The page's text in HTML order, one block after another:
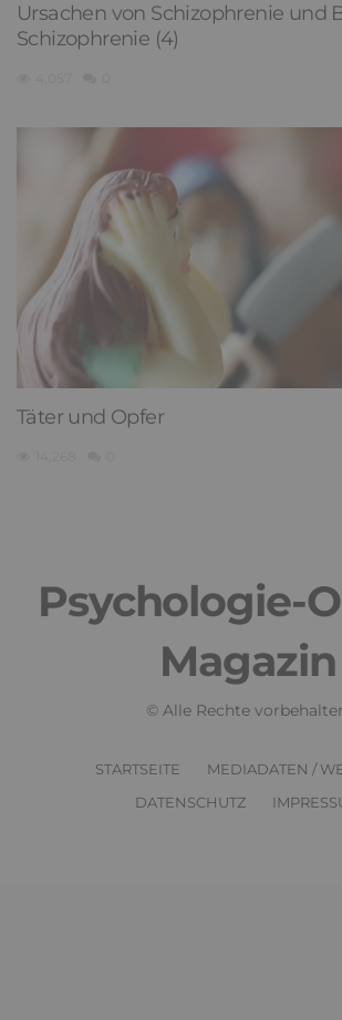
Ursachen von Schizophrenie und
Schizophrenie (4)
Täter und Opfer
Psychologie-
Magazin
© Alle Rechte
STARTSEITE
MEDIADATEN /
DATENSCHUTZ